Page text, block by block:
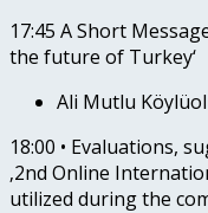
17:45 A Short
the future of Turkey‘
Ali Mutlu
18:00 • Evaluations,
‚2nd Online
utilized during the